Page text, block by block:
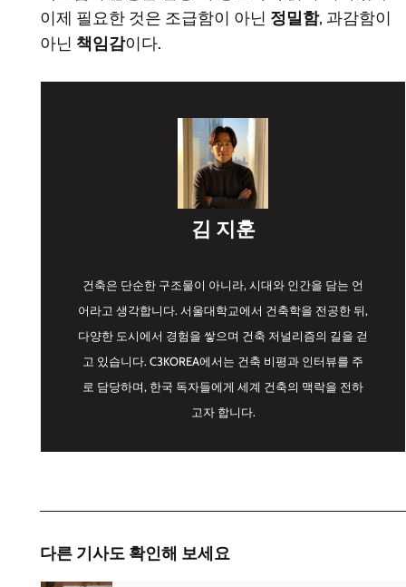
이제 필요한 것은 조급함이 아닌 정밀함, 과감함이
아닌 책임감이다.
김 지훈
건축은 단순한 구조물이 아니라, 시대와 인간을 담는 언
어라고 생각합니다. 서울대학교에서 건축학을 전공한 뒤,
다양한 도시에서 경험을 쌓으며 건축 저널리즘의 길을 걷
고 있습니다. C3KOREA에서는 건축 비평과 인터뷰를 주
로 담당하며, 한국 독자들에게 세계 건축의 맥락을 전하
고자 합니다.
다른 기사도 확인해 보세요